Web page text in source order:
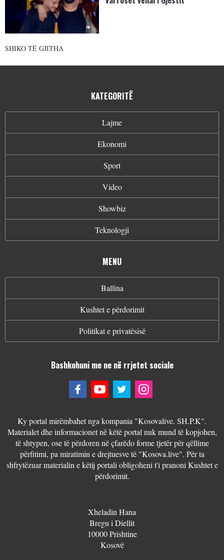
SHIKO TË GJITHA
KATEGORITË
Lajme
Ekonomi
Sport
Video
Showbiz
Teknologji
MENU
Ballina
Kushtet e përdorimit
Politikat e privatësisë
Bashkohuni me ne në rrjetet sociale
Ky portal mirëmbahet nga kompania "Kosovalive. SH.P.K".
Materialet dhe informacionet në këtë portal nuk mund të kopjohen,
të shtypen, ose të përdoren në çfarëdo forme tjetër për qëllime
përfitimi, pa miratimin e drejtuesve të "Kosova.live". Për ta
shfrytëzuar materialin e këtij portali obligoheni t'i pranoni Kushtet e
përdorimit.
Xheladin Hana
Bregu i Diellit
10000 Prishtine
Kosovë